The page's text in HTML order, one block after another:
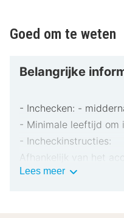
Goed om te weten
Belangrijke
- Inchecken: -
- Minimale leeftijd om
- Incheckinstructies:
Afhankelijk van het
extra personen een
Lees meerBelangrijke